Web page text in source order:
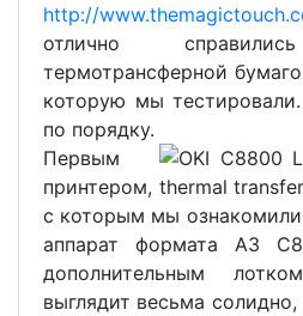
http://
отлично
термотрансферной
которую мы
по порядку.
Первым
принтером,
с которым мы
аппарат формата А3
дополнительным
выглядит весьма